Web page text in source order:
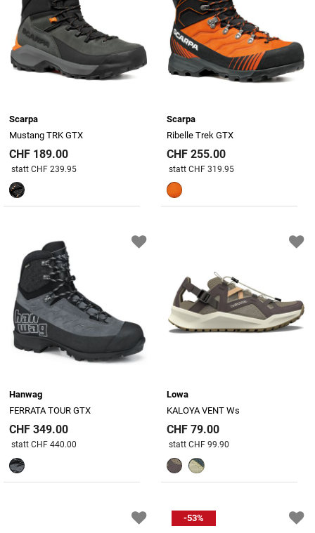
Scarpa
Mustang TRK GTX
CHF 189.00
Preis reduziert von
statt CHF 239.95An
Scarpa
Ribelle Trek GTX
CHF 255.00
Preis reduziert von
statt CHF 319.95An
Hanwag
FERRATA TOUR GTX
CHF 349.00
Preis reduziert von
statt CHF 440.00
Lowa
KALOYA VENT Ws
CHF 79.00
Preis reduziert von
statt CHF 99.90
-53%